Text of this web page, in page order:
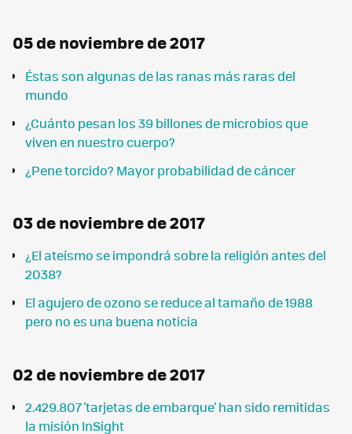
05 de noviembre de 2017
Éstas son algunas de las ranas más raras del
mundo
¿Cuánto pesan los 39 billones de microbios que
viven en nuestro cuerpo?
¿Pene torcido? Mayor probabilidad de cáncer
03 de noviembre de 2017
¿El ateísmo se impondrá sobre la religión antes del
2038?
El agujero de ozono se reduce al tamaño de 1988
pero no es una buena noticia
02 de noviembre de 2017
2.429.807 'tarjetas de embarque' han sido remitidas
la misión InSight